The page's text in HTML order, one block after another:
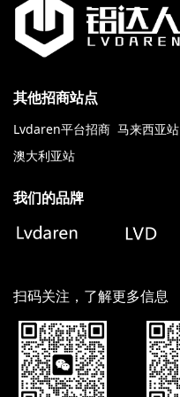
其他招商站点
Lvdaren平台招商 马来西亚站
澳大利亚站
我们的品牌
扫码关注，了解更多信息